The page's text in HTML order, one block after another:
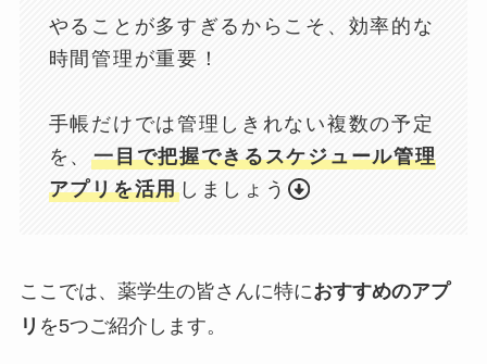
やることが多すぎるからこそ、効率的な
時間管理が重要！
手帳だけでは管理しきれない複数の予定
を、一目で把握できるスケジュール管理
アプリを活用しましょう
ここでは、薬学生の皆さんに特におすすめのアプ
リ を5つご紹介します。